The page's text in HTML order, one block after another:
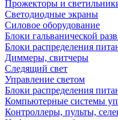
Прожекторы и
Светодиодные экраны
Силовое оборудование
Блоки гальванической
Блоки распределения
Диммеры, свитчеры
Следящий свет
Управление светом
Блоки распределения
Компьютерные системы
Контроллеры, пульты,